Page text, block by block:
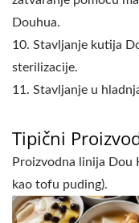
Douhua.
10. Stavljanje kutija
sterilizacije.
11. Stavljanje u
Tipični
Proizvodna linija Dou
kao tofu puding).